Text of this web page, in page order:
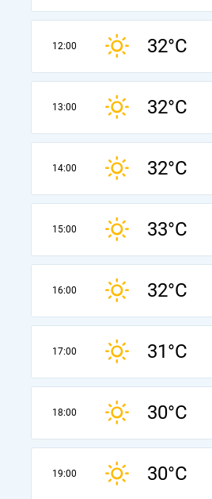
12:00 32°C
13:00 32°C
14:00 32°C
15:00 33°C
16:00 32°C
17:00 31°C
18:00 30°C
19:00 30°C